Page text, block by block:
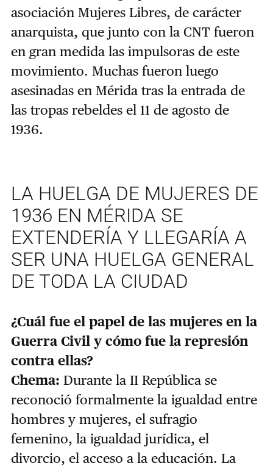
asociación Mujeres Libres, de carácter
anarquista, que junto con la CNT fueron
en gran medida las impulsoras de este
movimiento. Muchas fueron luego
asesinadas en Mérida tras la entrada de
las tropas rebeldes el 11 de agosto de
1936.
LA HUELGA DE MUJERES DE
1936 EN MÉRIDA SE
EXTENDERÍA Y LLEGARÍA A
SER UNA HUELGA GENERAL
DE TODA LA CIUDAD
¿Cuál fue el papel de las mujeres en la
Guerra Civil y cómo fue la represión
contra ellas?
Chema: Durante la II República se
reconoció formalmente la igualdad entre
hombres y mujeres, el sufragio
femenino, la igualdad jurídica, el
divorcio, el acceso a la educación. La